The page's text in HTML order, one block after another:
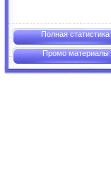
Полная статистика
Промо материалы